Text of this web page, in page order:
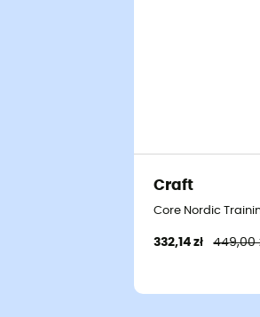
Craft
Core Nordic
332,14 zł 449,00